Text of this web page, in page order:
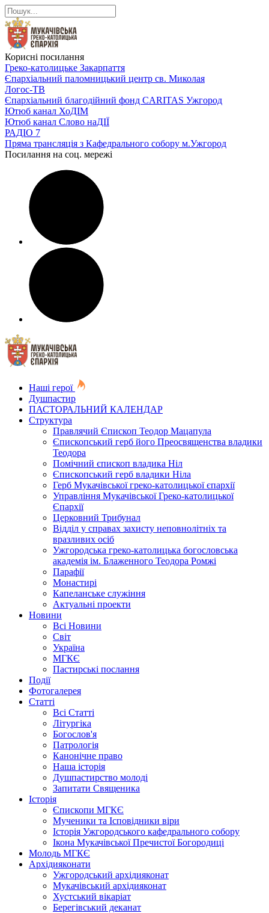
Корисні посилання
Греко-католицьке Закарпаття
Єпархіальний паломницький центр св. Миколая
Логос-ТВ
Єпархіальний благодійний фонд CARITAS Ужгород
Ютюб канал ХоДІМ
Ютюб канал Слово наДІЇ
РАДІО 7
Пряма трансляція з Кафедрального собору м.Ужгород
Посилання на соц. мережі
Наші герої
Душпастир
ПАСТОРАЛЬНИЙ КАЛЕНДАР
Структура
Правлячий Єпископ Теодор Мацапула
Єпископський герб його Преосвященства владики
Теодора
Помічний єпископ владика Ніл
Єпископський герб владики Ніла
Герб Мукачівської греко-католицької єпархії
Управління Мукачівської Греко-католицької
Єпархії
Церковний Трибунал
Відділ у справах захисту неповнолітніх та
вразливих осіб
Ужгородська греко-католицька богословська
академія ім. Блаженного Теодора Ромжі
Парафії
Монастирі
Капеланське служіння
Актуальні проекти
Новини
Всі Новини
Світ
Україна
МГКЄ
Пастирські послання
Події
Фотогалерея
Статті
Всі Статті
Літургіка
Богослов'я
Патрологія
Канонічне право
Наша історія
Душпастирство молоді
Запитати Священика
Історія
Єпископи МГКЄ
Мученики та Ісповідники віри
Історія Ужгородського кафедрального собору
Ікона Мукачівської Пречистої Богородиці
Молодь МГКЄ
Архідияконати
Ужгородський архідияконат
Мукачівський архідияконат
Хустський вікаріат
Берегівський деканат